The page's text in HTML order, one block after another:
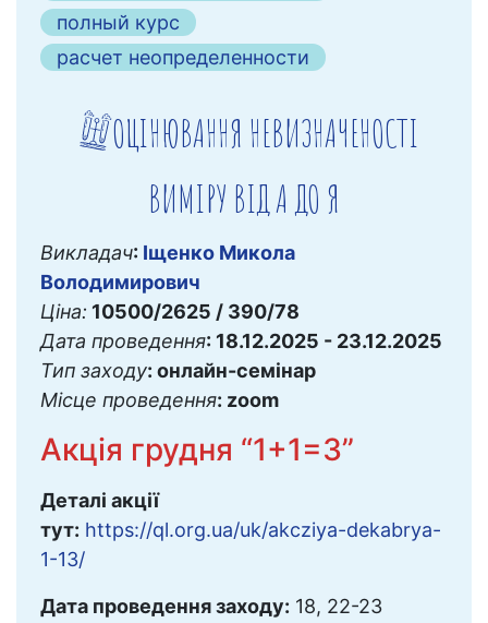
полный курс
расчет неопределенности
ОЦІНЮВАННЯ НЕВИЗНАЧЕНОСТІ
ВИМІРУ ВІД А ДО Я
Викладач: Іщенко Микола
Володимирович
Ціна: 10500/2625 / 390/78
Дата проведення: 18.12.2025 - 23.12.2025
Тип заходу: онлайн-семінар
Місце проведення: zoom
Акція грудня “1+1=3”
Деталі акції
тут: https://ql.org.ua/uk/akcziya-dekabrya-
1-13/
Дата проведення заходу: 18, 22-23